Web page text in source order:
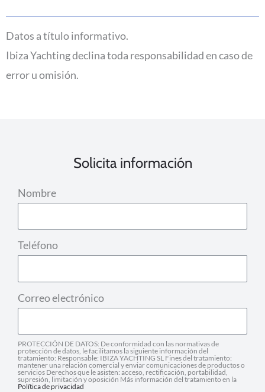
Datos a título informativo.
Ibiza Yachting declina toda responsabilidad en caso de
error u omisión.
Solicita información
Nombre
Teléfono
Correo electrónico
PROTECCIÓN DE DATOS: De conformidad con las normativas de
protección de datos, le facilitamos la siguiente información del
tratamiento: Responsable: IBIZA YACHTING SL Fines del tratamiento:
mantener una relación comercial y enviar comunicaciones de productos o
servicios Derechos que le asisten: acceso, rectificación, portabilidad,
supresión, limitación y oposición Más información del tratamiento en la
Política de privacidad